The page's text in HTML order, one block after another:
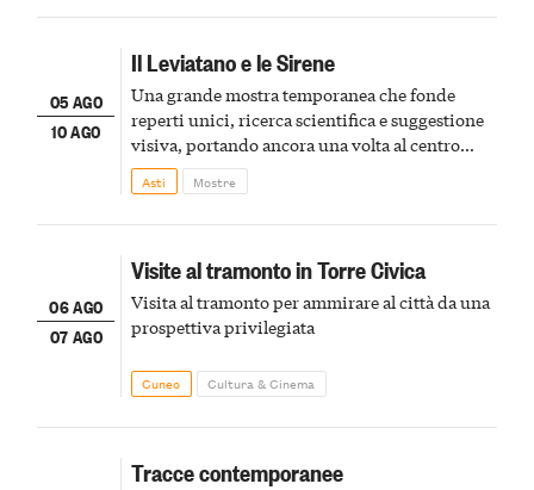
05 AGO
10 AGO
Il Leviatano e le Sirene
Una grande mostra temporanea che fonde
reperti unici, ricerca scientifica e suggestione
visiva, portando ancora una volta al centro
della scena le meraviglie del passato astigiano
Asti Mostre
06 AGO
07 AGO
Visite al tramonto in Torre Civica
Visita al tramonto per ammirare al città da una
prospettiva privilegiata
Cuneo Cultura & Cinema
Tracce contemporanee